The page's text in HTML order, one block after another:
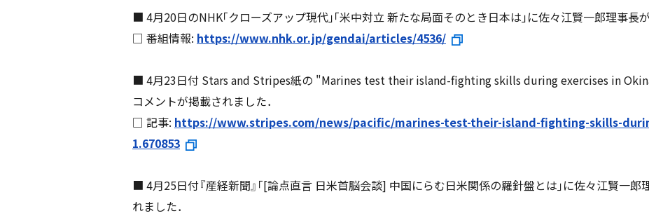
■ 4月20日のNHK｢クローズアップ現代｣｢米中対立 新たな局面そのとき日本は｣に佐々江賢一郎理事長が
□ 番組情報: https://www.nhk.or.jp/gendai/articles/4536/
■ 4月23日付 Stars and Stripes紙の "Marines test their island-fighting skills during exercises in
コメントが掲載されました．
□ 記事: https://www.stripes.com/news/pacific/marines-test-their-island-fighting-skills-
1.670853
■ 4月25日付『産経新聞』｢[論点直言 日米首脳会談] 中国にらむ日米関係の羅針盤とは｣に佐々江賢一郎
れました．